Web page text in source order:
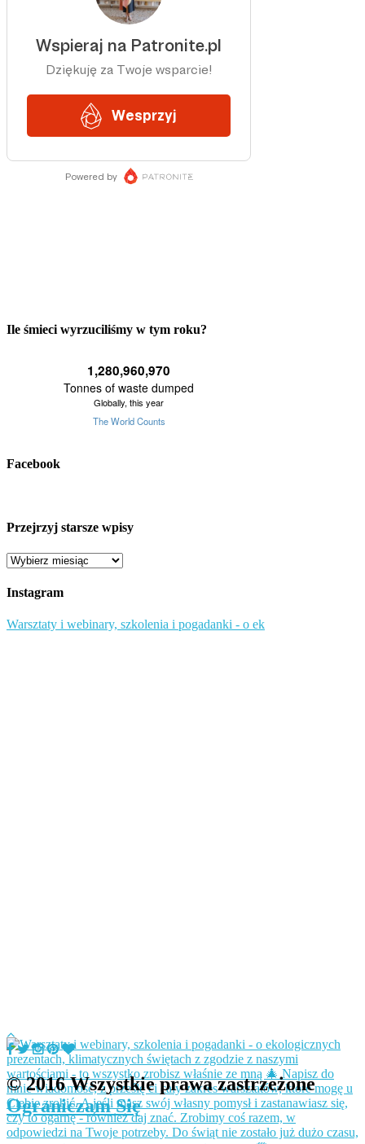
Ile śmieci wyrzuciliśmy w tym roku?
Facebook
Przejrzyj starsze wpisy
Przejrzyj
wpisy
Instagram
Warsztaty i webinary, szkolenia i pogadanki - o ek
© 2016 Wszystkie prawa zastrzeżone
Ograniczam Się